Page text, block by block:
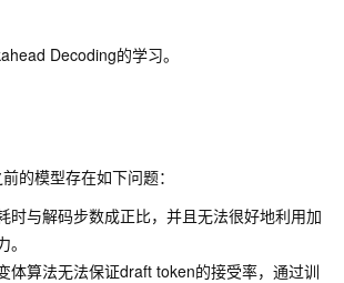
Decoding的学习。
的模型存在如下问题：
时与解码步数成正比，并且无法很好地利用加
体算法无法保证draft token的接受率，通过训